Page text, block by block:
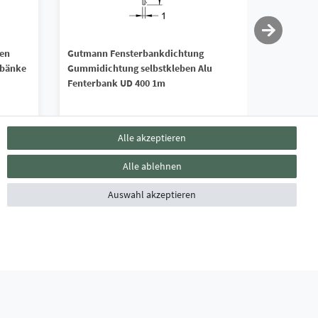
Gutmann Fensterbankdichtung
Gummidichtung selbstkleben Alu
Fenterbank UD 400 1m
1,90 € *
*inkl. ges. MwSt.zzgl.Versandkosten
Lieferzeit ca. 2-3 Werktage
1,15 €
*inkl. ges.
Alle akzeptieren
Alle ablehnen
Auswahl akzeptieren